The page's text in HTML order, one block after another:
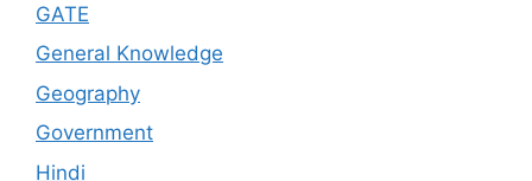
GATE
General Knowledge
Geography
Government
Hindi